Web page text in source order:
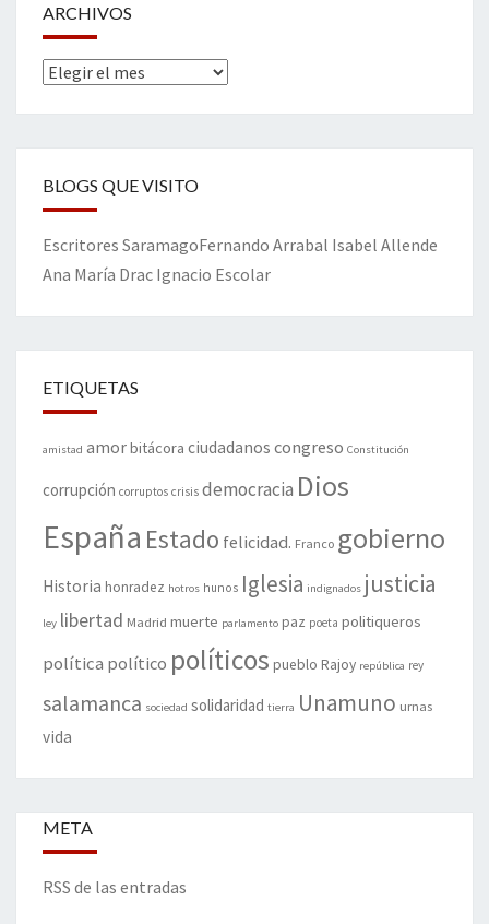
ARCHIVOS
Archivos
BLOGS QUE VISITO
Escritores SaramagoFernando Arrabal Isabel Allende
Ana María Drac Ignacio Escolar
ETIQUETAS
amistad amorbitácora ciudadanos congreso Constitución
corrupción corruptos crisis democracia Dios
España Estado felicidad. Franco gobierno
Historia honradez hotros hunos Iglesia indignados justicia
ley libertad Madrid muerte parlamento paz poeta politiqueros
política político políticos pueblo Rajoy república rey
salamanca sociedad solidaridad tierra Unamuno urnas
vida
META
RSS de las entradas